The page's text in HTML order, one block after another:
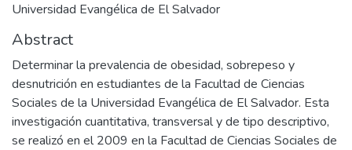
Universidad Evangélica de El Salvador
Abstract
Determinar la prevalencia de obesidad, sobrepeso y
desnutrición en estudiantes de la Facultad de Ciencias
Sociales de la Universidad Evangélica de El Salvador. Esta
investigación cuantitativa, transversal y de tipo descriptivo,
se realizó en el 2009 en la Facultad de Ciencias Sociales de